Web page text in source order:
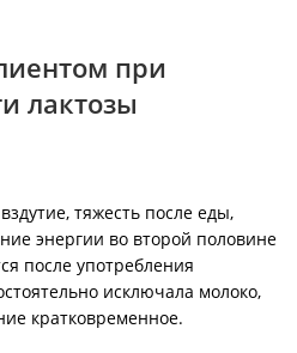
при
лактозы
тяжесть после еды,
энергии во второй половине
после употребления
исключала молоко,
кратковременное.